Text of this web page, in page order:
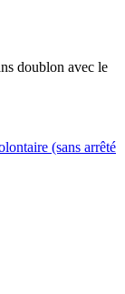
doublon avec le
(sans arrêté